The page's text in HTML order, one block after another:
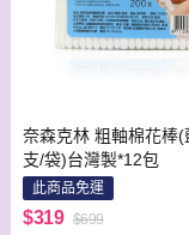
奈森克林 粗軸棉花棒
支/袋)台灣製*12包
此商品免運
$319 $699